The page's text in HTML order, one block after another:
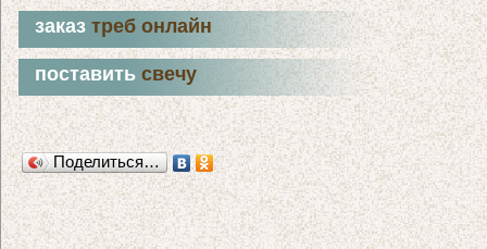
заказтреб онлайн
поставитьсвечу
Поделиться…